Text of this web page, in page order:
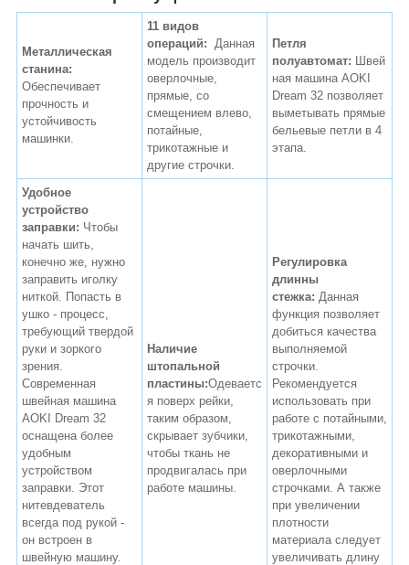
Металлическая
станина:
Обеспечивает
прочность и
устойчивость
машинки.
11 видов
операций: Данная
модель производит
оверлочные,
прямые, со
смещением влево,
потайные,
трикотажные и
другие строчки.
Петля
полуавтомат:
Швей
ная машина AOKI
Dream 32 позволяет
выметывать прямые
бельевые петли в 4
этапа.
Удобное
устройство
заправки: Чтобы
начать шить,
конечно же, нужно
заправить иголку
ниткой. Попасть в
ушко - процесс,
требующий твердой
руки и зоркого
зрения.
Современная
швейная машина
AOKI Dream 32
оснащена более
удобным
устройством
заправки. Этот
нитевдеватель
всегда под рукой -
он встроен в
швейную машину.
Наличие
штопальной
пластины:Одеваетс
я поверх рейки,
таким образом,
скрывает зубчики,
чтобы ткань не
продвигалась при
работе машины.
Регулировка
длинны
стежка: Данная
функция позволяет
добиться качества
выполняемой
строчки.
Рекомендуется
использовать при
работе с потайными,
трикотажными,
декоративными и
оверлочными
строчками. А также
при увеличении
плотности
материала следует
увеличивать длину